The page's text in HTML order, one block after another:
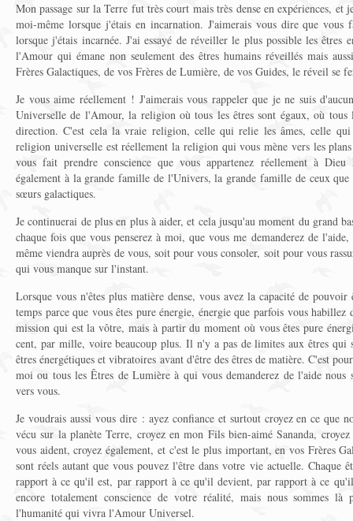
Mon passage sur la Terre fut très court mais très dense en expériences, et
moi-même lorsque j'étais en incarnation. J'aimerais vous dire que vous
lorsque j'étais incarnée. J'ai essayé de réveiller le plus possible les êtres
l'Amour qui émane non seulement des êtres humains réveillés mais
Frères Galactiques, de vos Frères de Lumière, de vos Guides, le réveil se
Je vous aime réellement ! J'aimerais vous rappeler que je ne suis
Universelle de l'Amour, la religion où tous les êtres sont égaux, où tous
direction. C'est cela la vraie religion, celle qui relie les âmes, celle
religion universelle est réellement la religion qui vous mène vers les
vous fait prendre conscience que vous appartenez réellement à Dieu
également à la grande famille de l'Univers, la grande famille de ceux
sœurs galactiques.
Je continuerai de plus en plus à aider, et cela jusqu'au moment du grand
chaque fois que vous penserez à moi, que vous me demanderez de
même viendra auprès de vous, soit pour vous consoler, soit pour vous
qui vous manque sur l'instant.
Lorsque vous n'êtes plus matière dense, vous avez la capacité de
temps parce que vous êtes pure énergie, énergie que parfois vous
mission qui est la vôtre, mais à partir du moment où vous êtes pure
cent, par mille, voire beaucoup plus. Il n'y a pas de limites aux êtres qui
êtres énergétiques et vibratoires avant d'être des êtres de matière. C'est
moi ou tous les Êtres de Lumière à qui vous demanderez de l'aide nous
vers vous.
Je voudrais aussi vous dire : ayez confiance et surtout croyez en ce que
vécu sur la planète Terre, croyez en mon Fils bien-aimé Sananda,
vous aident, croyez également, et c'est le plus important, en vos Frères
sont réels autant que vous pouvez l'être dans votre vie actuelle. Chaque
rapport à ce qu'il est, par rapport à ce qu'il devient, par rapport à ce
encore totalement conscience de votre réalité, mais nous sommes
l'humanité qui vivra l'Amour Universel.